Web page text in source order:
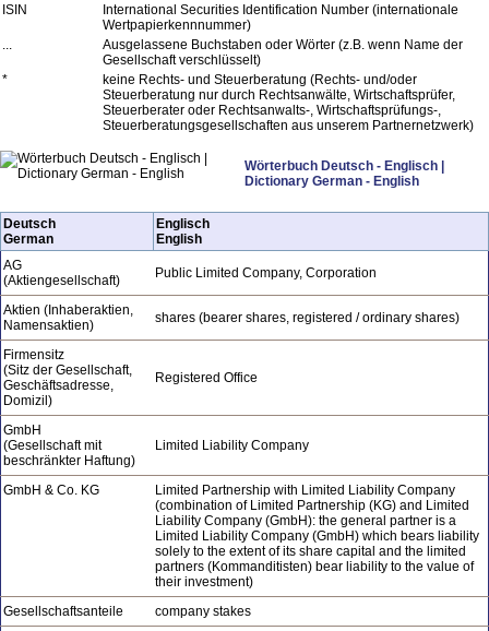
ISIN
International Securities Identification Number (internationale
Wertpapierkennnummer)
Ausgelassene Buchstaben oder Wörter (z.B. wenn Name der
Gesellschaft verschlüsselt)
*
keine Rechts- und Steuerberatung (Rechts- und/oder
Steuerberatung nur durch Rechtsanwälte, Wirtschaftsprüfer,
Steuerberater oder Rechtsanwalts-, Wirtschaftsprüfungs-,
Steuerberatungsgesellschaften aus unserem Partnernetzwerk)
Wörterbuch Deutsch - Englisch |
Dictionary German - English
Deutsch
German
Englisch
English
AG
(Aktiengesellschaft)
Public Limited Company, Corporation
Aktien (Inhaberaktien,
Namensaktien)
shares (bearer shares, registered / ordinary shares)
Firmensitz
(Sitz der Gesellschaft,
Geschäftsadresse,
Domizil)
Registered Office
GmbH
(Gesellschaft mit
beschränkter Haftung)
Limited Liability Company
GmbH & Co. KG
Limited Partnership with Limited Liability Company
(combination of Limited Partnership (KG) and Limited
Liability Company (GmbH): the general partner is a
Limited Liability Company (GmbH) which bears liability
solely to the extent of its share capital and the limited
partners (Kommanditisten) bear liability to the value of
their investment)
Gesellschaftsanteile
company stakes